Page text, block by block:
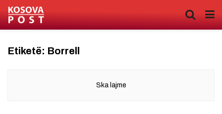
Etiketë: Borrell
Ska lajme